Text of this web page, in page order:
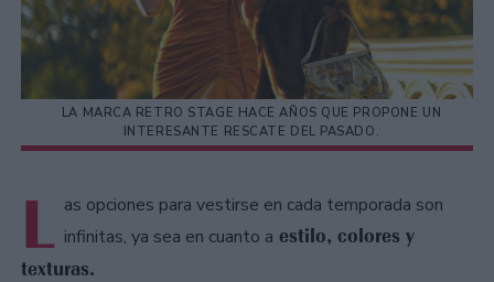
LA MARCA RETRO STAGE HACE AÑOS QUE PROPONE UN
INTERESANTE RESCATE DEL PASADO.
L as opciones para vestirse en cada temporada son
infinitas, ya sea en cuanto a estilo, colores y
texturas.